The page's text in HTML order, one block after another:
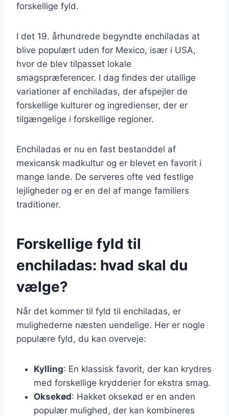
forskellige fyld.
I det 19. århundrede begyndte enchiladas at
blive populært uden for Mexico, især i USA,
hvor de blev tilpasset lokale
smagspræferencer. I dag findes der utallige
variationer af enchiladas, der afspejler de
forskellige kulturer og ingredienser, der er
tilgængelige i forskellige regioner.
Enchiladas er nu en fast bestanddel af
mexicansk madkultur og er blevet en favorit i
mange lande. De serveres ofte ved festlige
lejligheder og er en del af mange familiers
traditioner.
Forskellige fyld til
enchiladas: hvad skal du
vælge?
Når det kommer til fyld til enchiladas, er
mulighederne næsten uendelige. Her er nogle
populære fyld, du kan overveje:
Kylling: En klassisk favorit, der kan krydres
med forskellige krydderier for ekstra smag.
Oksekød: Hakket oksekød er en anden
populær mulighed, der kan kombineres